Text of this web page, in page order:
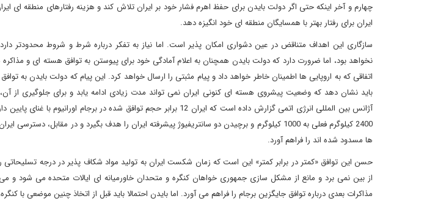
چهارم و آخر اینکه حتی اگر دولت بایدن برای حفظ اهرم فشار خود بر ایران تلاش کند و هزینه رفتارهای منطقه ای ایران
ایران برای رفتار بهتر با همسایگان منطقه ای خود انگیزه دهد.
سازگاری این اهداف متناقض در عین دشواری امکان پذیر است. اما نیاز به تفکر درباره شرط و شروط محدودتر
نخواهد بود، اما ضرورت دارد که دولت بایدن همچنان به اعلام آمادگی خود برای پیوستن به توافق هسته ای و مذاکره
اتفاقی که به اروپایی ها اطمینان خاطر خواهد داد و پیام مثبتی را ارسال خواهد کرد. این پیام که دولت بایدن به
باید نشان دهد که وضعیت پیشروی هسته ای کنونی ایران نمی تواند مدت زیادی ادامه یابد و برای جلوگیری از
آژانس بین المللی انرژی اتمی گزارش داده است که ایران 12 برابر حجم توافق شده در
2400 کیلوگرم فعلی به 1000 کیلوگرم و برچیدن دو سانتریفیوژ پیشرفته ایران را هدف بگیرد و در
ها مسدود شده اند را فراهم آورد.
حسن این توافق «کمتر در برابر کمتر» این است که زمان شکست ایران به تولید مواد شکاف پذیر در درجه
از بین نمی برد و مانع از مشکل سازی جمهوری خواهان کنگره و متحدان خاورمیانه ای ایالات متحده می شود و
مذاکرات بعدی درباره توافق جایگزین برجام را فراهم می آورد. اما بایدن احتمالا باید قبل از اتخاذ چنین موضعی با